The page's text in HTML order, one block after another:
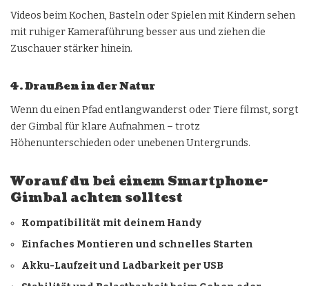
Videos beim Kochen, Basteln oder Spielen mit Kindern sehen
mit ruhiger Kameraführung besser aus und ziehen die
Zuschauer stärker hinein.
4. Draußen in der Natur
Wenn du einen Pfad entlangwanderst oder Tiere filmst, sorgt
der Gimbal für klare Aufnahmen – trotz
Höhenunterschieden oder unebenen Untergrunds.
Worauf du bei einem Smartphone-
Gimbal achten solltest
Kompatibilität mit deinem Handy
Einfaches Montieren und schnelles Starten
Akku-Laufzeit und Ladbarkeit per USB